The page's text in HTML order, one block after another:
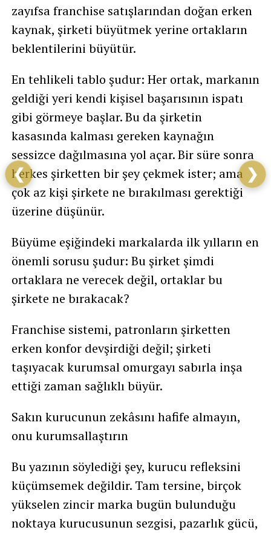
zayıfsa franchise satışlarından doğan erken
kaynak, şirketi büyütmek yerine ortakların
beklentilerini büyütür.
En tehlikeli tablo şudur: Her ortak, markanın
geldiği yeri kendi kişisel başarısının ispatı
gibi görmeye başlar. Bu da şirketin
kasasında kalması gereken kaynağın
sessizce dağılmasına yol açar. Bir süre sonra
herkes şirketten bir şey çekmek ister; ama
çok az kişi şirkete ne bırakılması gerektiği
üzerine düşünür.
Büyüme eşiğindeki markalarda ilk yılların en
önemli sorusu şudur: Bu şirket şimdi
ortaklara ne verecek değil, ortaklar bu
şirkete ne bırakacak?
Franchise sistemi, patronların şirketten
erken konfor devşirdiği değil; şirketi
taşıyacak kurumsal omurgayı sabırla inşa
ettiği zaman sağlıklı büyür.
Sakın kurucunun zekâsını hafife almayın,
onu kurumsallaştırın
Bu yazının söylediği şey, kurucu refleksini
küçümsemek değildir. Tam tersine, birçok
yükselen zincir marka bugün bulunduğu
noktaya kurucusunun sezgisi, pazarlık gücü,
❮ ❯